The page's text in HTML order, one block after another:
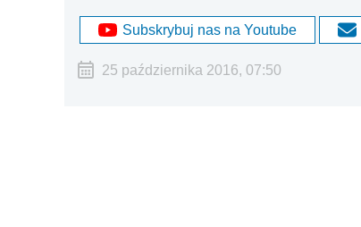
Subskrybuj nas na Youtube
25 października 2016, 07:50